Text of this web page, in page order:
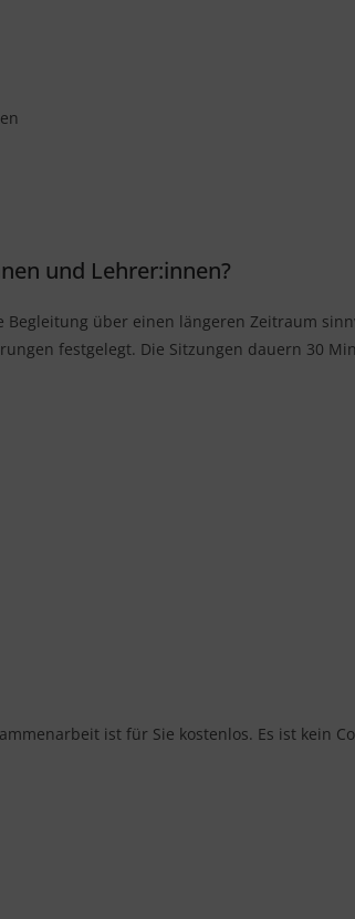
und Lehrer:innen?
über einen längeren Zeitraum
festgelegt. Die Sitzungen dauern 30
ist für Sie kostenlos. Es ist kein